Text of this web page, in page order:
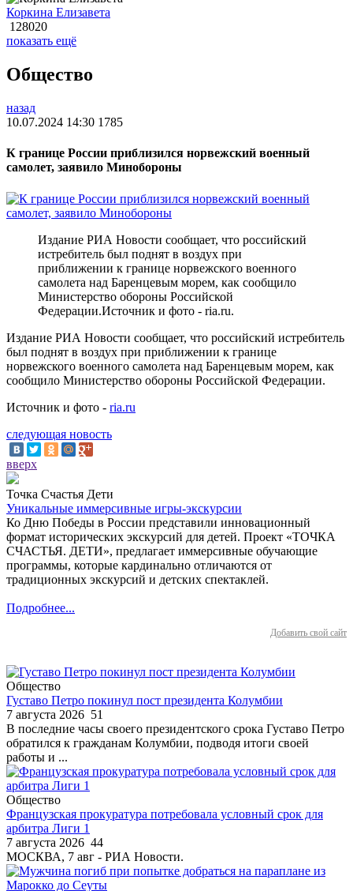
Коркина Елизавета
128020
показать ещё
Общество
назад
10.07.2024 14:30 1785
К границе России приблизился норвежский военный
самолет, заявило Минобороны
Издание РИА Новости сообщает, что российский
истребитель был поднят в воздух при
приближении к границе норвежского военного
самолета над Баренцевым морем, как сообщило
Министерство обороны Российской
Федерации.Источник и фото - ria.ru.
Издание РИА Новости сообщает, что российский истребитель
был поднят в воздух при приближении к границе
норвежского военного самолета над Баренцевым морем, как
сообщило Министерство обороны Российской Федерации.
Источник и фото - ria.ru
следующая новость
вверх
Точка Счастья Дети
Уникальные иммерсивные игры-экскурсии
Ко Дню Победы в России представили инновационный
формат исторических экскурсий для детей. Проект «ТОЧКА
СЧАСТЬЯ. ДЕТИ», предлагает иммерсивные обучающие
программы, которые кардинально отличаются от
традиционных экскурсий и детских спектаклей.
Подробнее...
Добавить свой сайт
Общество
Густаво Петро покинул пост президента Колумбии
7 августа 2026 51
В последние часы своего президентского срока Густаво Петро
обратился к гражданам Колумбии, подводя итоги своей
работы и ...
Общество
Французская прокуратура потребовала условный срок для
арбитра Лиги 1
7 августа 2026 44
МОСКВА, 7 авг - РИА Новости.